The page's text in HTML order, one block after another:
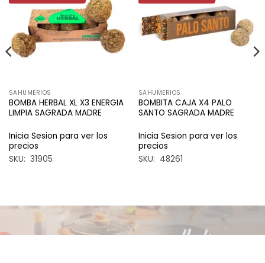
a la
lista de
deseos
SAHUMERIOS
BOMBA HERBAL XL X3 ENERGIA
LIMPIA SAGRADA MADRE
Inicia Sesion para ver los
precios
SKU: 31905
lista de
deseos
SAHUMERIOS
BOMBITA CAJA X4 PALO
SANTO SAGRADA MADRE
Inicia Sesion para ver los
precios
SKU: 48261